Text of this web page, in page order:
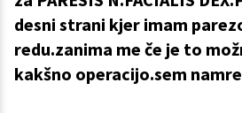
desni strani kjer imam
redu.zanima me če je to
kakšno operacijo.sem